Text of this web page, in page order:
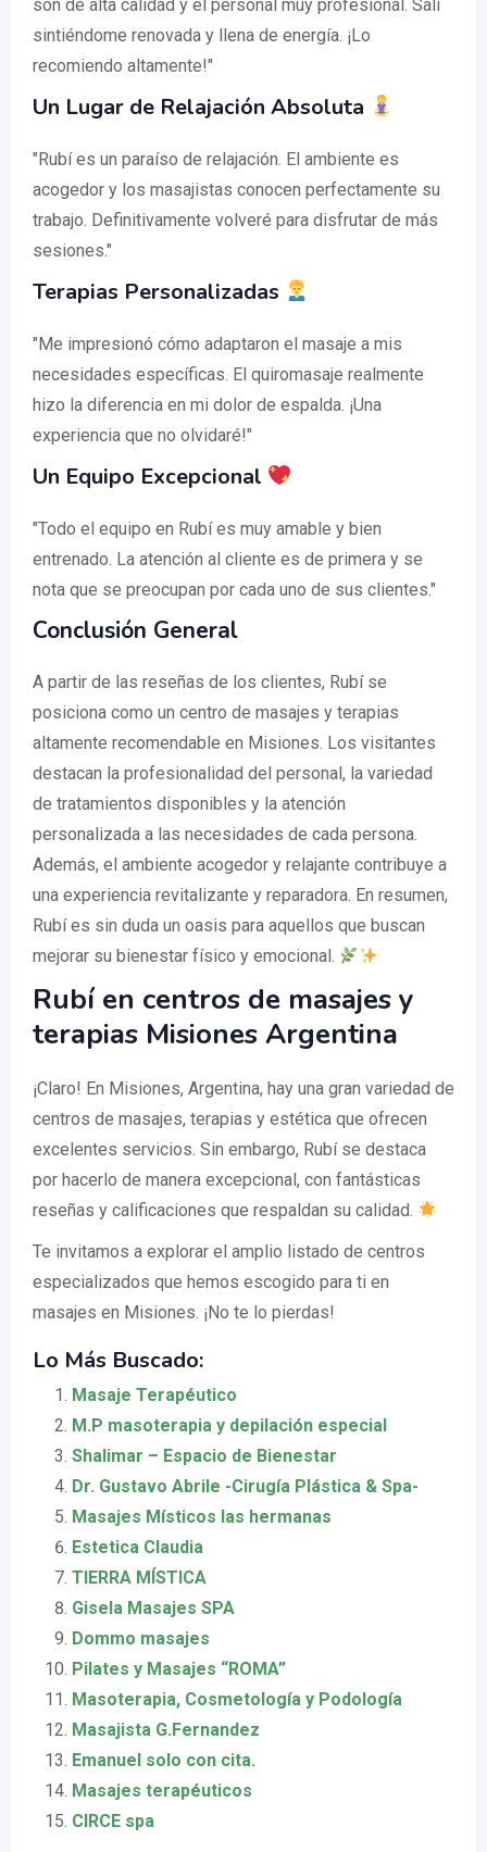
son de alta calidad y el personal muy profesional. Salí
sintiéndome renovada y llena de energía. ¡Lo
recomiendo altamente!"
Un Lugar de Relajación Absoluta
"Rubí es un paraíso de relajación. El ambiente es
acogedor y los masajistas conocen perfectamente su
trabajo. Definitivamente volveré para disfrutar de más
sesiones."
Terapias Personalizadas
"Me impresionó cómo adaptaron el masaje a mis
necesidades específicas. El quiromasaje realmente
hizo la diferencia en mi dolor de espalda. ¡Una
experiencia que no olvidaré!"
Un Equipo Excepcional
"Todo el equipo en Rubí es muy amable y bien
entrenado. La atención al cliente es de primera y se
nota que se preocupan por cada uno de sus clientes."
Conclusión General
A partir de las reseñas de los clientes, Rubí se
posiciona como un centro de masajes y terapias
altamente recomendable en Misiones. Los visitantes
destacan la profesionalidad del personal, la variedad
de tratamientos disponibles y la atención
personalizada a las necesidades de cada persona.
Además, el ambiente acogedor y relajante contribuye a
una experiencia revitalizante y reparadora. En resumen,
Rubí es sin duda un oasis para aquellos que buscan
mejorar su bienestar físico y emocional.
Rubí en centros de masajes y
terapias Misiones Argentina
¡Claro! En Misiones, Argentina, hay una gran variedad de
centros de masajes, terapias y estética que ofrecen
excelentes servicios. Sin embargo, Rubí se destaca
por hacerlo de manera excepcional, con fantásticas
reseñas y calificaciones que respaldan su calidad.
Te invitamos a explorar el amplio listado de centros
especializados que hemos escogido para ti en
masajes en Misiones. ¡No te lo pierdas!
Lo Más Buscado:
Masaje Terapéutico
M.P masoterapia y depilación especial
Shalimar – Espacio de Bienestar
Dr. Gustavo Abrile -Cirugía Plástica & Spa-
Masajes Místicos las hermanas
Estetica Claudia
TIERRA MÍSTICA
Gisela Masajes SPA
Dommo masajes
Pilates y Masajes “ROMA”
Masoterapia, Cosmetología y Podología
Masajista G.Fernandez
Emanuel solo con cita.
Masajes terapéuticos
CIRCE spa